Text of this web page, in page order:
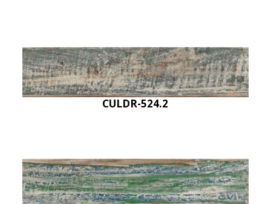
CULDR-524.2